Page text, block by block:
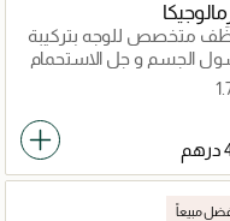
متخصص للوجه بتركيبة
متقدمة
الجسم و جل الاستحمام
مبيعاً